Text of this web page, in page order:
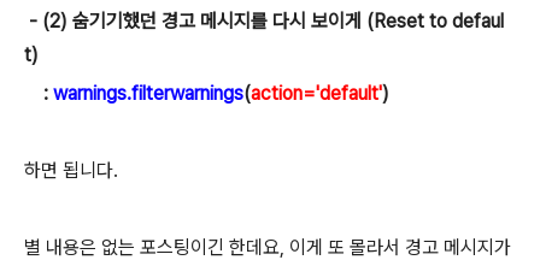
- (2) 숨기기했던 경고 메시지를 다시 보이게 (Reset to defaul
t)
: warnings.filterwarnings(action='default')
하면 됩니다.
별 내용은 없는 포스팅이긴 한데요, 이게 또 몰라서 경고 메시지가